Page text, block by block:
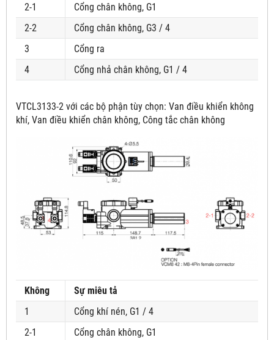
2-1
Cổng chân không, G1
2-2
Cổng chân không, G3 / 4
3
Cổng ra
4
Cổng nhả chân không, G1 / 4
VTCL3133-2 với các bộ phận tùy chọn: Van điều khiển không
khí, Van điều khiển chân không, Công tắc chân không
Không
Sự miêu tả
1
Cổng khí nén, G1 / 4
2-1
Cổng chân không, G1